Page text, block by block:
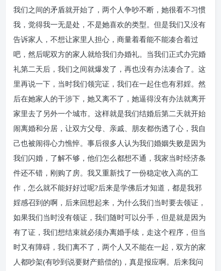
我们之间的矛盾就开始了，两个人争吵不断，她很看不习惯
我，觉得我一无是处，不是她喜欢的类型。但是我们又没有
告诉家人，不想让家里人担心，商量着看能不能凑合着过
吧，然后呢双方的家人就给我们办婚礼。当我们正式办完婚
礼第二天后，我们之间就爆发了，再也没有办法凑合了。这
里再说一下，当时我们领完证，我们在一起住也有邪婬。然
后在她家人的干涉下，她又离不了，她逼得没有办法就离开
家里去了另外一个城市。这样就是我们结婚后第二天就开始
闹离婚和分居，让双方父母、亲戚、朋友都伤透了心，我自
己也被闹得心力憔悴。事后很多人认为我们婚姻失败是因为
我们闪婚，了解不够，他们怎么都想不通，我家当时经济条
件还不错，刚购了房。我又重新找了一份稳定收入高的工
作，怎么就不能好好过呢?后来是学佛后才知道，都是我邪
婬感召到的啊，后来回想起来，为什么我们当时要去领证，
如果我们当时没有领证，我们随时可以分手，但是就是因为
有了证，我们想结束就必须办离婚手续，走这个程序，但当
时又有障碍，我们离不了，两个人又不能在一起，双方的家
人都吵架(有吵到说要财产赔偿的)，真是报应啊。后来我问